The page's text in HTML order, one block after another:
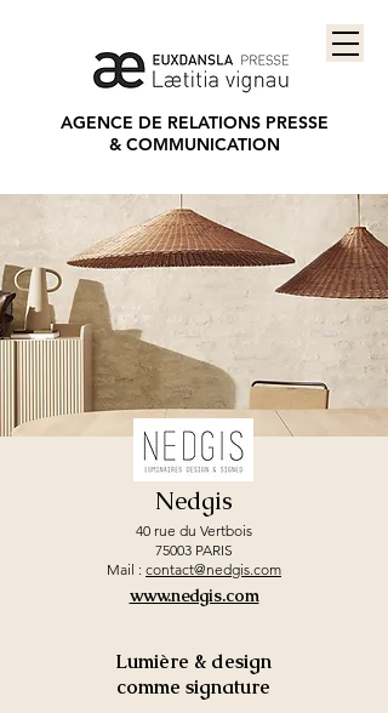
AGENCE DE RELATIONS PRESSE
& COMMUNICATION
Nedgis
40 rue du Vertbois
75003 PARIS
Mail : contact@nedgis.com
www.nedgis.com
Lumière & design
comme signature